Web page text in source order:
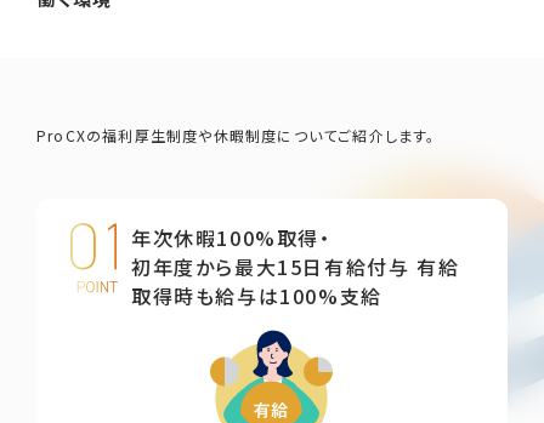
働く環境のご紹介
ProCXの福利厚生制度や休暇制度についてご紹介します。
年次休暇100%取得・
初年度から最大15日有給付与 有給
取得時も給与は100%支給